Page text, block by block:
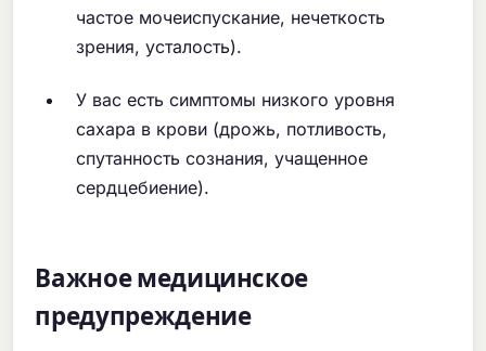
частое мочеиспускание, нечеткость
зрения, усталость).
У вас есть симптомы низкого уровня
сахара в крови (дрожь, потливость,
спутанность сознания, учащенное
сердцебиение).
Важное медицинское
предупреждение